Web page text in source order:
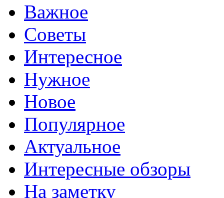
Важное
Советы
Интересное
Нужное
Новое
Популярное
Актуальное
Интересные обзоры
На заметку